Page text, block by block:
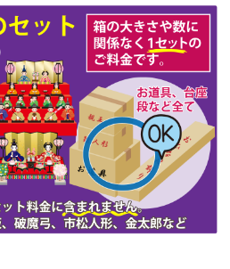
和3年12月3日(金)
令和3年10月11日(月)
和3年9月13日(月)
和3年7月12日(月)
和3年6月3日(木)
和3年4月23日(金)